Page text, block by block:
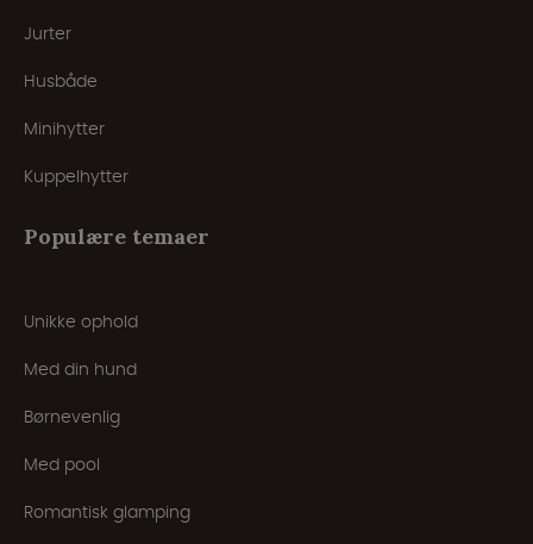
Jurter
Husbåde
Minihytter
Kuppelhytter
Populære temaer
Unikke ophold
Med din hund
Børnevenlig
Med pool
Romantisk glamping